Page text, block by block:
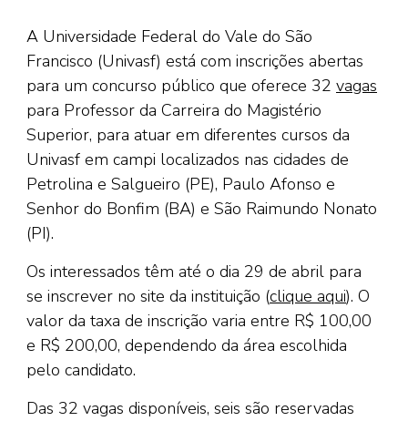
A Universidade Federal do Vale do São
Francisco (Univasf) está com inscrições abertas
para um concurso público que oferece 32 vagas
para Professor da Carreira do Magistério
Superior, para atuar em diferentes cursos da
Univasf em campi localizados nas cidades de
Petrolina e Salgueiro (PE), Paulo Afonso e
Senhor do Bonfim (BA) e São Raimundo Nonato
(PI).
Os interessados têm até o dia 29 de abril para
se inscrever no site da instituição (clique aqui). O
valor da taxa de inscrição varia entre R$ 100,00
e R$ 200,00, dependendo da área escolhida
pelo candidato.
Das 32 vagas disponíveis, seis são reservadas